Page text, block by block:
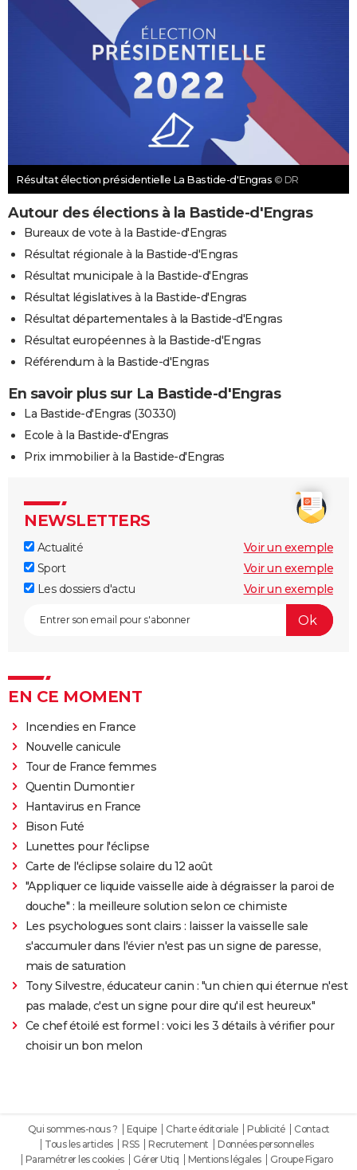
Résultat élection présidentielle La Bastide-d'Engras © DR
Autour des élections à la Bastide-d'Engras
Bureaux de vote à la Bastide-d'Engras
Résultat régionale à la Bastide-d'Engras
Résultat municipale à la Bastide-d'Engras
Résultat législatives à la Bastide-d'Engras
Résultat départementales à la Bastide-d'Engras
Résultat européennes à la Bastide-d'Engras
Référendum à la Bastide-d'Engras
En savoir plus sur La Bastide-d'Engras
La Bastide-d'Engras (30330)
Ecole à la Bastide-d'Engras
Prix immobilier à la Bastide-d'Engras
NEWSLETTERS
Actualité
Voir un exemple
Sport
Voir un exemple
Les dossiers d'actu
Voir un exemple
EN CE MOMENT
Incendies en France
Nouvelle canicule
Tour de France femmes
Quentin Dumontier
Hantavirus en France
Bison Futé
Lunettes pour l'éclipse
Carte de l'éclipse solaire du 12 août
"Appliquer ce liquide vaisselle aide à dégraisser la paroi de
douche" : la meilleure solution selon ce chimiste
Les psychologues sont clairs : laisser la vaisselle sale
s'accumuler dans l'évier n'est pas un signe de paresse,
mais de saturation
Tony Silvestre, éducateur canin : "un chien qui éternue n'est
pas malade, c'est un signe pour dire qu'il est heureux"
Ce chef étoilé est formel : voici les 3 détails à vérifier pour
choisir un bon melon
Qui sommes-nous ? Equipe Charte éditoriale Publicité
Contact
Tous les articles
RSS Recrutement
Données personnelles
Paramétrer les cookies
Gérer Utiq Mentions légales
Groupe Figaro